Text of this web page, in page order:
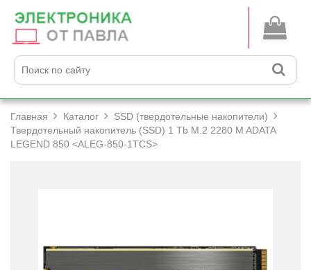
Главная Каталог
SSD (твердотельные накопители)
Твердотельный накопитель (SSD) 1 Tb M.2 2280 M ADATA
LEGEND 850 <ALEG-850-1TCS>